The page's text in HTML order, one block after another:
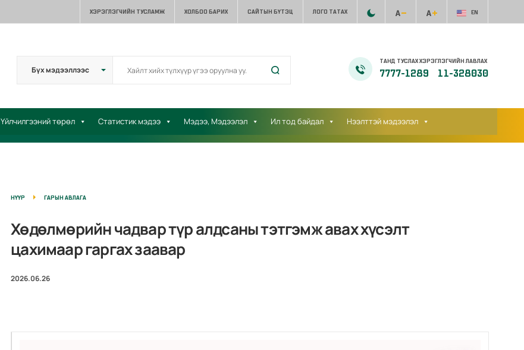
ХЭРЭГЛЭГЧИЙН ТУСЛАМЖ ХОЛБОО БАРИХ САЙТЫН БҮТЭЦ ЛОГО ТАТАХ EN
ТАНД ТУСЛАХ ХЭРЭГЛЭГЧИЙН ЛАВЛАХ
7777-1289 11-328030
Үйлчилгээний төрөл Статистик мэдээ Мэдээ, Мэдээлэл Ил тод байдал Нээлттэй мэдээлэл
НҮҮР ГАРЫН АВЛАГА
Хөдөлмөрийн чадвар түр алдсаны тэтгэмж авах хүсэлт
цахимаар гаргах заавар
2026.06.26